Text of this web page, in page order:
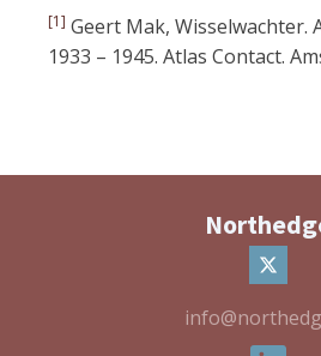
[1] Geert Mak, Wisselwachter.
1933 – 1945. Atlas Contact.